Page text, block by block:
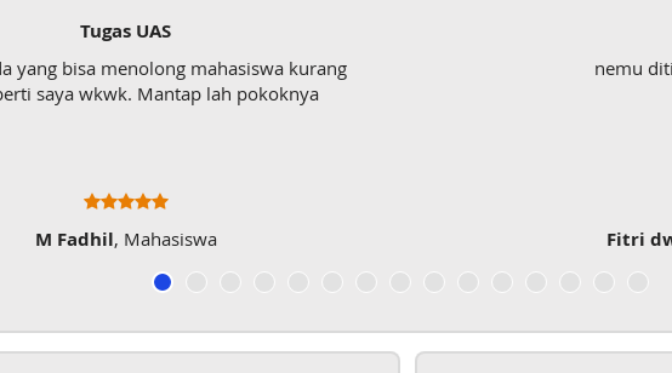
Tugas UAS
yang bisa menolong mahasiswa kurang
saya wkwk. Mantap lah pokoknya
M Fadhil, Mahasiswa
nemu
Fitri